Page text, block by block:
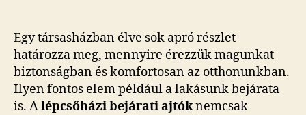
Egy társasházban élve sok apró részlet
határozza meg, mennyire érezzük magunkat
biztonságban és komfortosan az otthonunkban.
Ilyen fontos elem például a lakásunk bejárata
is. Alépcsőházi bejárati ajtóknemcsak